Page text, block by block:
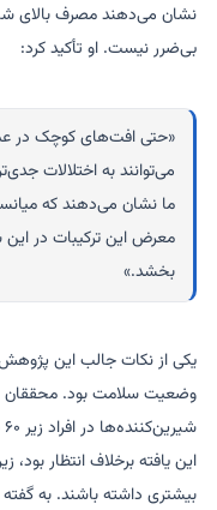
نشان می‌دهند مصرف بالای
بی‌ضرر نیست. او تأکید کرد:
«حتی افت‌های کوچک در
می‌توانند به اختلالات
ما نشان می‌دهند که
معرض این ترکیبات در این
بخشد.»
یکی از نکات جالب این
وضعیت سلامت بود. محققان
شیرین‌کننده‌ها در افراد زیر ۶۰ سال و در بیماران مبتلا به
این یافته برخلاف انتظار
بیشتری داشته باشند. به